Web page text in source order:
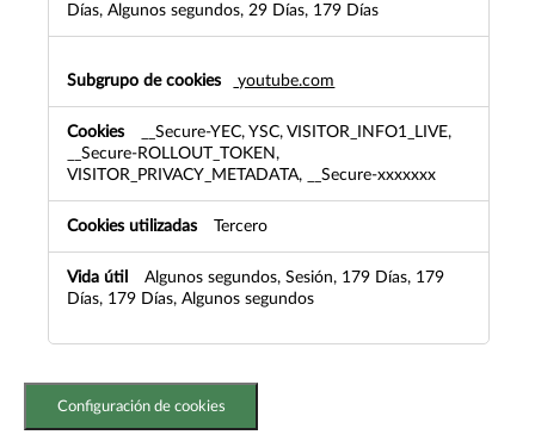
Días, Algunos segundos, 29 Días, 179 Días
youtube.com
__Secure-YEC, YSC, VISITOR_INFO1_LIVE,
__Secure-ROLLOUT_TOKEN,
VISITOR_PRIVACY_METADATA, __Secure-xxxxxxx
Tercero
Algunos segundos, Sesión, 179 Días, 179
Días, 179 Días, Algunos segundos
Configuración de cookies